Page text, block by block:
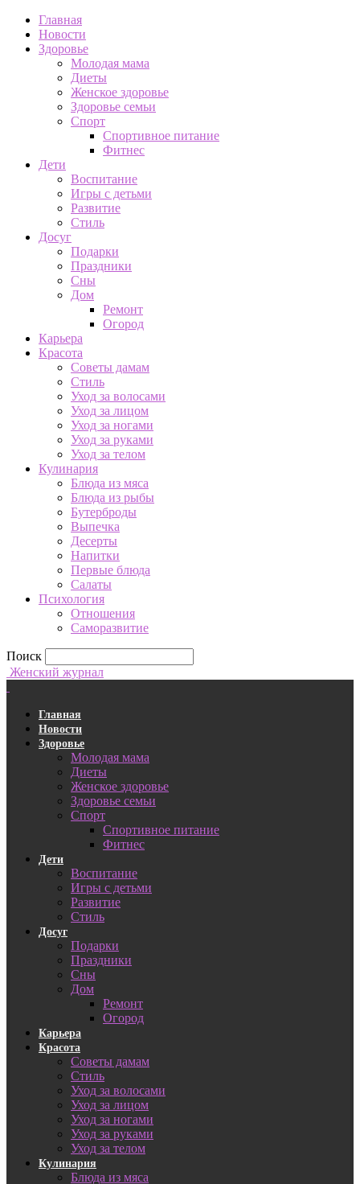
Главная
Новости
Здоровье
Молодая мама
Диеты
Женское здоровье
Здоровье семьи
Спорт
Спортивное питание
Фитнес
Дети
Воспитание
Игры с детьми
Развитие
Стиль
Досуг
Подарки
Праздники
Сны
Дом
Ремонт
Огород
Карьера
Красота
Советы дамам
Стиль
Уход за волосами
Уход за лицом
Уход за ногами
Уход за руками
Уход за телом
Кулинария
Блюда из мяса
Блюда из рыбы
Бутерброды
Выпечка
Десерты
Напитки
Первые блюда
Салаты
Психология
Отношения
Саморазвитие
Поиск
Женский журнал
Главная
Новости
Здоровье
Молодая мама
Диеты
Женское здоровье
Здоровье семьи
Спорт
Спортивное питание
Фитнес
Дети
Воспитание
Игры с детьми
Развитие
Стиль
Досуг
Подарки
Праздники
Сны
Дом
Ремонт
Огород
Карьера
Красота
Советы дамам
Стиль
Уход за волосами
Уход за лицом
Уход за ногами
Уход за руками
Уход за телом
Кулинария
Блюда из мяса